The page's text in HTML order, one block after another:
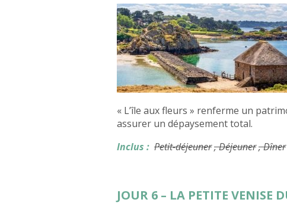
« L’île aux fleurs » renferme un
assurer un dépaysement total.
Inclus : Petit-déjeuner, Déjeuner, Dîner
JOUR 6 – LA PETITE VENISE